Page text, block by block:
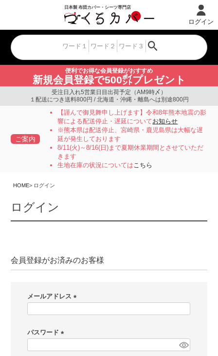
便利でお得な会員登録がおすすめ
新規会員登録で500㌽プレゼント
ログイン
受注日入れ5営業日目出荷予定（AM9時〆）
１配送につき送料800円 / 北海道・沖縄・離島へは別途800円
ご案内
【謹んで御見舞申し上げます】令和8年熊本地震の影
響による配送停止・遅延についてお知らせ
※熊本県は配送停止、宮崎県・鹿児島県は大幅な遅
延が発生しております
8/11(火)～8/16(日)まで夏期休業期間とさせていただ
きます
生地在庫の状況についてはこちら
HOME ログイン
ログイン
会員登録がお済みのお客様
メールアドレス
パスワード